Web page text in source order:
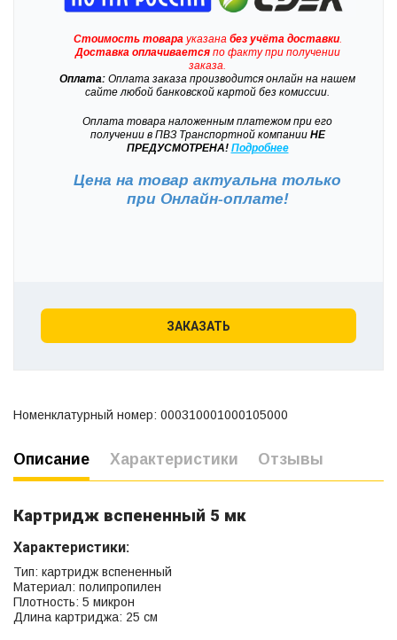
Стоимость товарауказана без учёта доставки.
Доставкаоплачиваетсяпо факту при получении
заказа.
Оплата: Оплата заказа производится онлайн на нашем
сайте любой банковской картой без комиссии.
Оплата товара наложенным платежом при его
получении в ПВЗ Транспортной компанииНЕ
ПРЕДУСМОТРЕНА! Подробнее
Цена на товар актуальна только
при Онлайн-оплате!
ЗАКАЗАТЬ
Номенклатурный номер: 000310001000105000
Описание Характеристики Отзывы
Картридж вспененный 5 мк
Характеристики:
Тип: картридж вспененный
Материал: полипропилен
Плотность: 5 микрон
Длина картриджа: 25 см